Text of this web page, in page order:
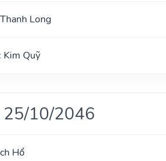
Long
Kim Quỹ
25/10/2046
Hổ